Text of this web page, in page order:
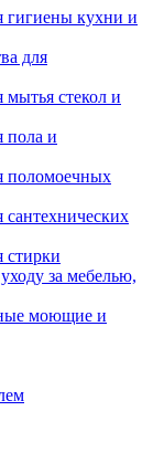
гигиены кухни и
для
мытья стекол и
пола и
поломоечных
сантехнических
стирки
за мебелью,
моющие и